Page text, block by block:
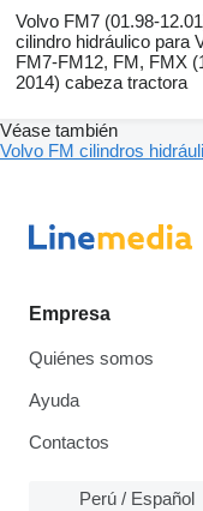
Volvo FM7 (01.98-
cilindro hidráulico para
FM7-FM12, FM, FMX
2014) cabeza tractora
Véase también
Volvo FM cilindros
Empresa
Quiénes somos
Ayuda
Contactos
Perú / Español